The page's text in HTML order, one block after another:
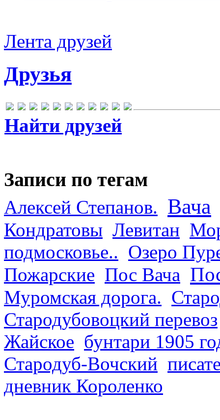
Лента друзей
Друзья
Найти друзей
Записи по тегам
Алексей Степанов. Вача
Кондратовы Левитан
подмосковье.. Озеро
Пожарские Пос Вача
Муромская дорога.
Стародубовоцкий перевоз
Жайское бунтари 1905
Стародуб-Вочский
дневник Короленко